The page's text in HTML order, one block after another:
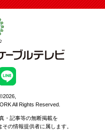
All Rights Reserved.
・記事等の無断掲載を
の情報提供者に属します。